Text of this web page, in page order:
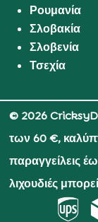
Ρουμανία
Σλοβακία
Σλοβενία
Τσεχία
© 2026
των 60 €,
παραγγείλεις
λιχουδιές